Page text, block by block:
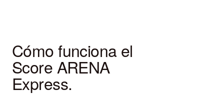
Cómo funciona el
Score ARENA
Express.